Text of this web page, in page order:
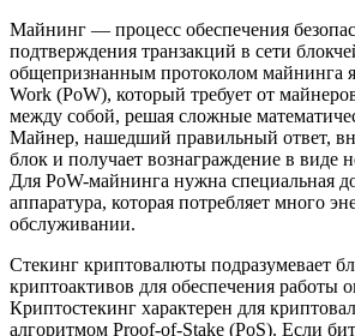
Майнинг — процесс обеспечения
подтверждения транзакций в сети
общепризнанным протоколом майнинга
Work (PoW), который требует от
между собой, решая сложные
Майнер, нашедший правильный ответ,
блок и получает вознаграждение в виде
Для PoW-майнинга нужна специальная
аппаратура, которая потребляет много
обслуживании.
Стекинг криптовалюты подразумевает
криптоактивов для обеспечения работы
Криптостекинг характерен для
алгоритмом Proof-of-Stake (PoS). Если